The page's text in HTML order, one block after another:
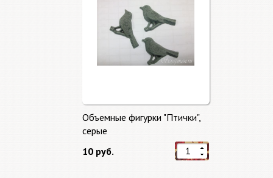
Объемные фигурки "Птички",
серые
10 руб.